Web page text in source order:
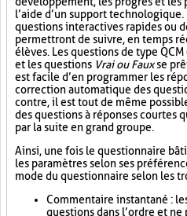
l’aide d’un support
questions interactives rapides ou
permettront de suivre, en temps
élèves. Les questions de type
et les questions Vrai ou Fauxse
est facile d’en programmer les
correction automatique des
contre, il est tout de même
des questions à réponses courtes
par la suite en grand groupe.
Ainsi, une fois le questionnaire
les paramètres selon ses
mode du questionnaire selon les
Commentaire instantané :
questions dans l’ordre et